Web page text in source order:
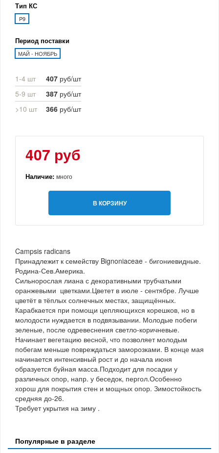
Тип КС
P9
Период поставки
МАЙ - НОЯБРЬ
1-4 шт 407 руб/шт
5-9 шт
387 руб/шт
>10 шт
366 руб/шт
407 руб
Наличие: много
В КОРЗИНУ
Campsis radicans
Принадлежит к семейству Bignoniaceae - бигониевидные.
Родина-Сев.Америка.
Сильнорослая лиана с декоративными трубчатыми
оранжевыми цветками.Цветет в июле - сентябре. Лучше
цветёт в тёплых солнечных местах, защищённых.
Карабкается при помощи цепляющихся корешков, но в
молодости нуждается в подвязывании. Молодые побеги
зеленые, после одревеснения светло-коричневые.
Начинает вегетацию весной, что позволяет молодым
побегам меньше повреждаться заморозками. В конце мая
начинается интенсивный рост и до начала июня
образуется буйная масса.Подходит для посадки у
различных опор, напр. у беседок, пергол.Особенно
хорош для покрытия стен и мощных опор. Зимостойкость
средняя до-26.
Требует укрытия на зиму .
Популярные в разделе